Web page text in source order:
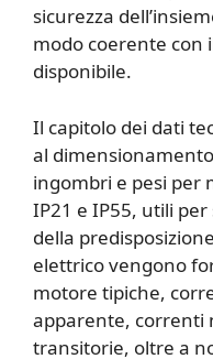
sicurezza
modo coerente con
disponibile.
Il capitolo dei dati
al
ingombri e pesi per
IP21 e IP55, utili
della
elettrico vengono
motore tipiche,
apparente, correnti
transitorie, oltre a